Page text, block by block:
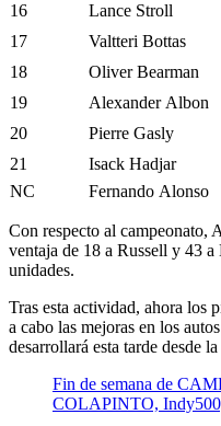
16
Lance Stroll
17
Valtteri Bottas
18
Oliver Bearman
19
Alexander Albon
20
Pierre Gasly
21
Isack Hadjar
NC
Fernando Alonso
Con respecto al campeonato,
ventaja de 18 a Russell y 43
unidades.
Tras esta actividad, ahora los
a cabo las mejoras en los
desarrollará esta tarde desde
Fin de semana de
COLAPINTO,